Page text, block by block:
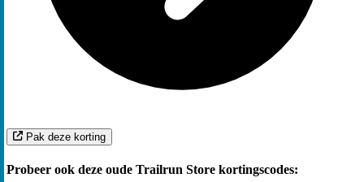
Pak deze korting
Probeer ook deze oude Trailrun Store kortingscodes: